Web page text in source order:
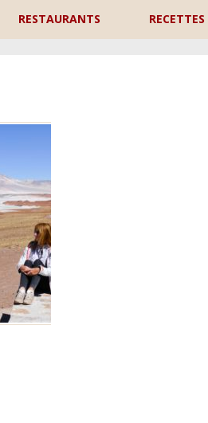
RESTAURANTS RECETTES